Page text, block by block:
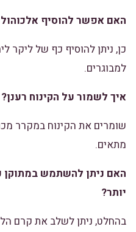
האם אפשר להוסיף
כן, ניתן להוסיף כף של ליקר
למבוגרים.
איך לשמור על הקינוח רענן?
שומרים את הקינוח במקרר
מתאים.
האם ניתן להשתמש במתוקן
יותר?
בהחלט, ניתן לשלב את קרם